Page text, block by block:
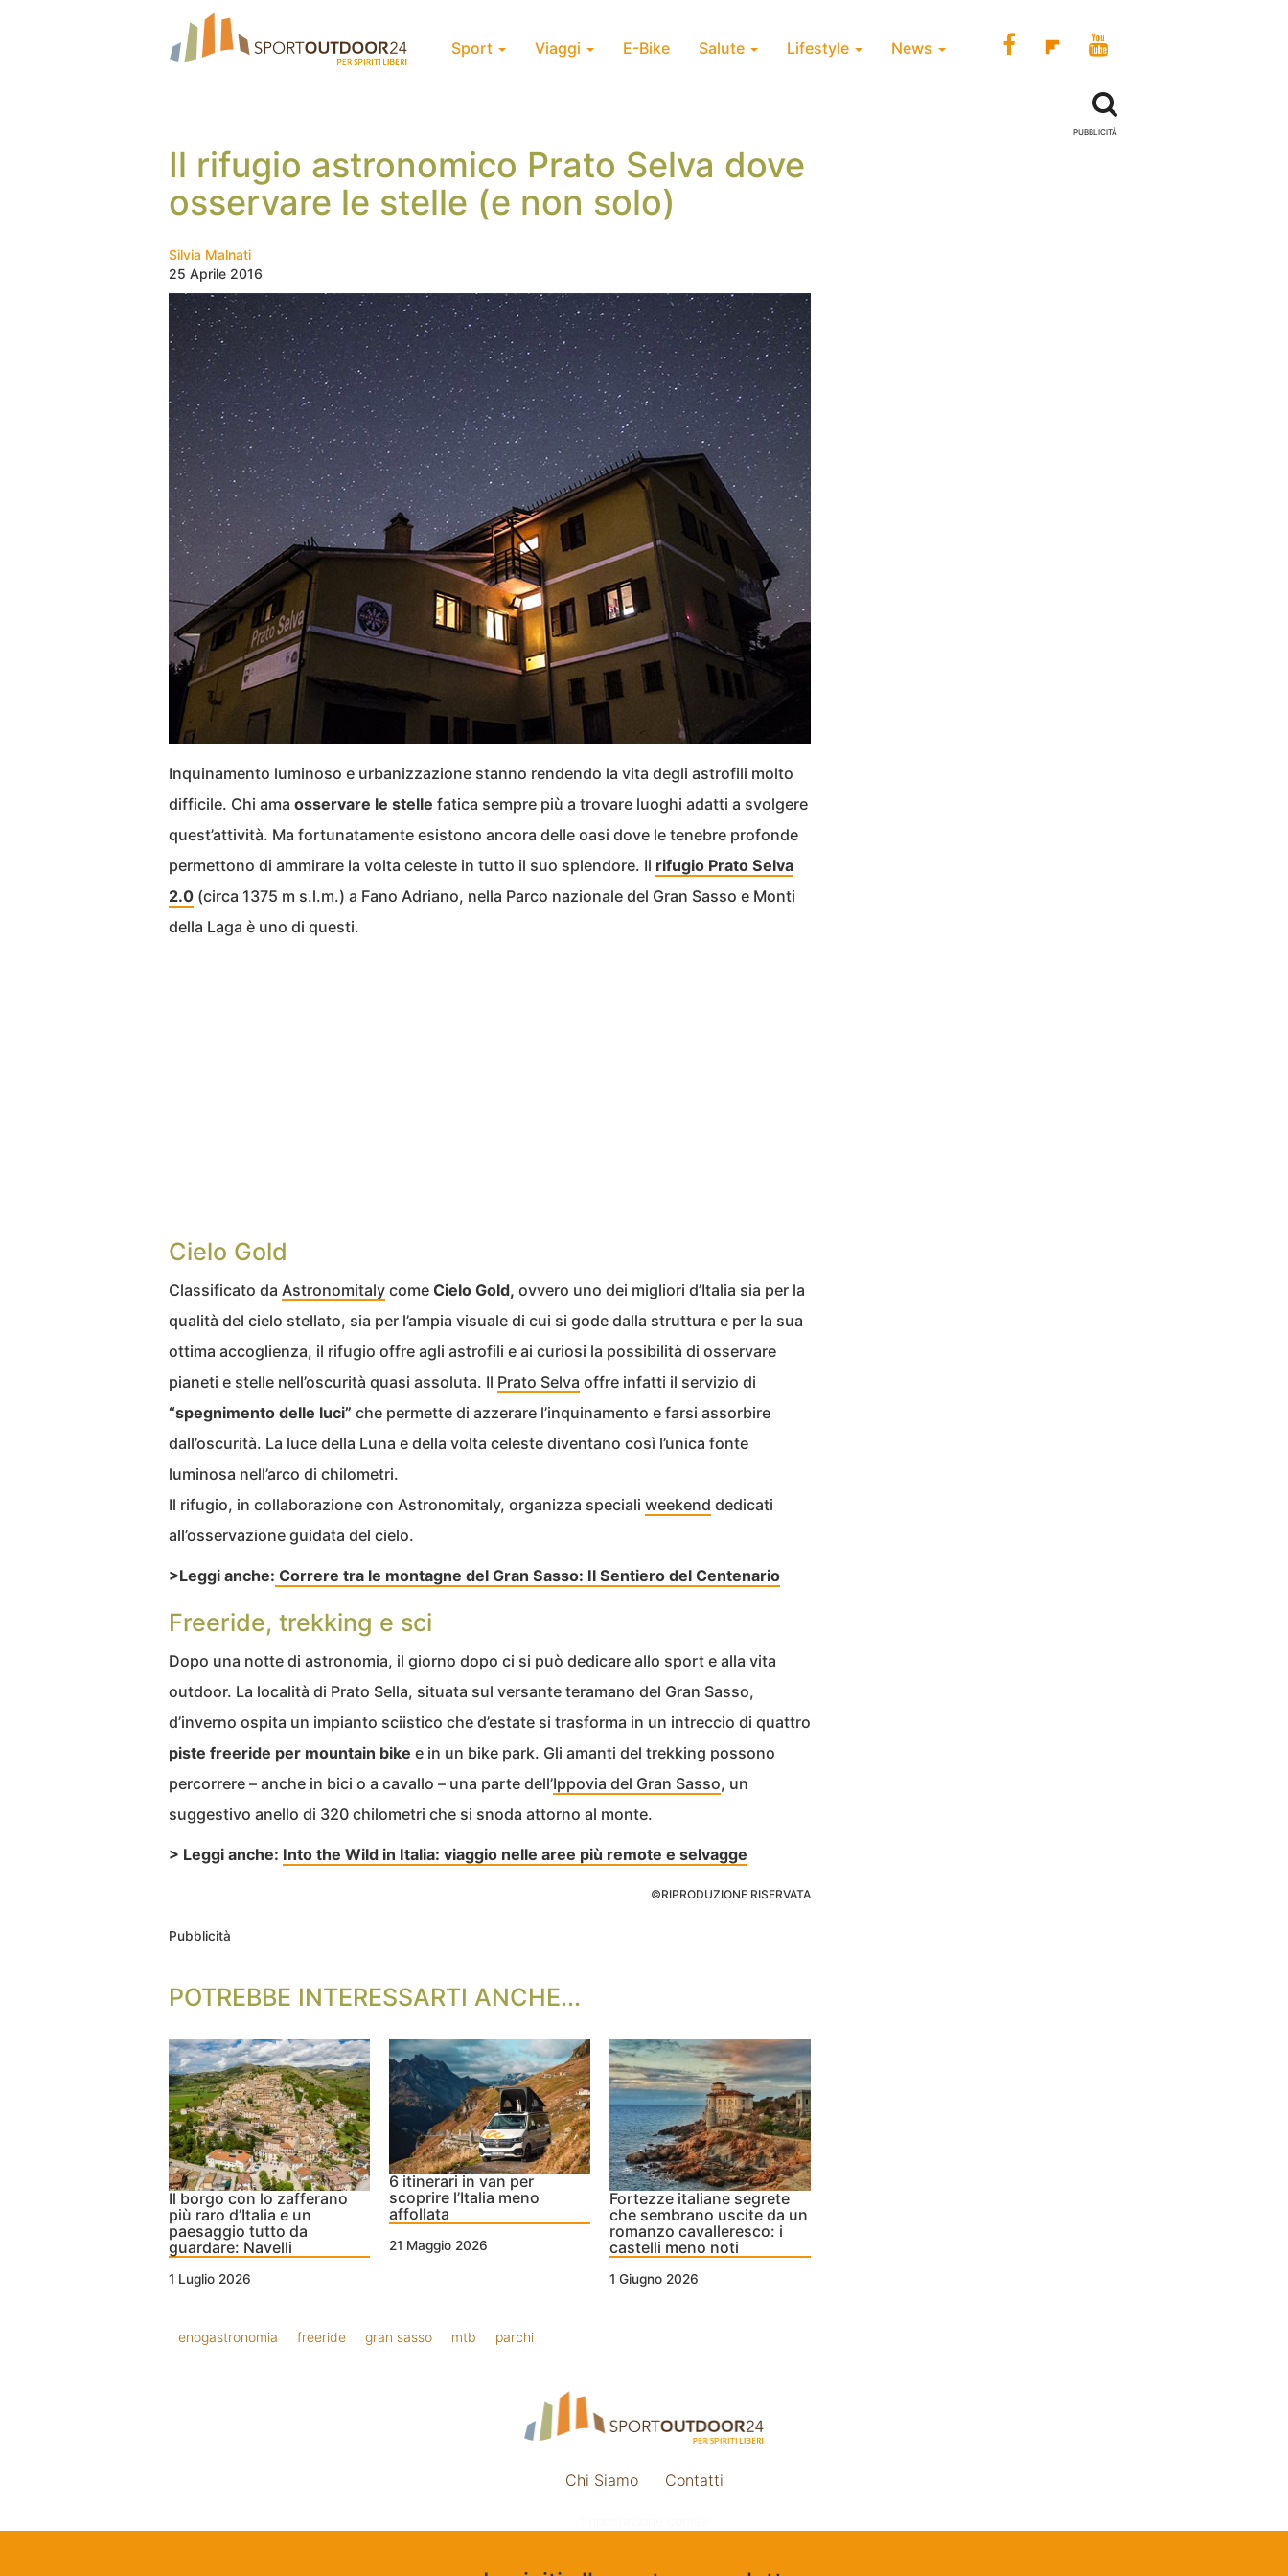
Sport Viaggi E-Bike Salute Lifestyle News
Il rifugio astronomico Prato Selva dove
osservare le stelle (e non solo)
Silvia Malnati
25 Aprile 2016
Inquinamento luminoso e urbanizzazione stanno rendendo la vita degli astrofili molto
difficile. Chi ama osservare le stelle fatica sempre più a trovare luoghi adatti a svolgere
quest’attività. Ma fortunatamente esistono ancora delle oasi dove le tenebre profonde
permettono di ammirare la volta celeste in tutto il suo splendore. Il rifugio Prato Selva
2.0 (circa 1375 m s.l.m.) a Fano Adriano, nella Parco nazionale del Gran Sasso e Monti
della Laga è uno di questi.
Cielo Gold
Classificato da Astronomitaly come Cielo Gold, ovvero uno dei migliori d’Italia sia per la
qualità del cielo stellato, sia per l’ampia visuale di cui si gode dalla struttura e per la sua
ottima accoglienza, il rifugio offre agli astrofili e ai curiosi la possibilità di osservare
pianeti e stelle nell’oscurità quasi assoluta. Il Prato Selva offre infatti il servizio di
“spegnimento delle luci” che permette di azzerare l’inquinamento e farsi assorbire
dall’oscurità. La luce della Luna e della volta celeste diventano così l’unica fonte
luminosa nell’arco di chilometri.
Il rifugio, in collaborazione con Astronomitaly, organizza speciali weekend dedicati
all’osservazione guidata del cielo.
>Leggi anche: Correre tra le montagne del Gran Sasso: Il Sentiero del Centenario
Freeride, trekking e sci
Dopo una notte di astronomia, il giorno dopo ci si può dedicare allo sport e alla vita
outdoor. La località di Prato Sella, situata sul versante teramano del Gran Sasso,
d’inverno ospita un impianto sciistico che d’estate si trasforma in un intreccio di quattro
piste freeride per mountain bike e in un bike park. Gli amanti del trekking possono
percorrere – anche in bici o a cavallo – una parte dell’Ippovia del Gran Sasso, un
suggestivo anello di 320 chilometri che si snoda attorno al monte.
> Leggi anche: Into the Wild in Italia: viaggio nelle aree più remote e selvagge
©RIPRODUZIONE RISERVATA
Pubblicità
POTREBBE INTERESSARTI ANCHE...
Il borgo con lo zafferano
più raro d’Italia e un
paesaggio tutto da
guardare: Navelli
1 Luglio 2026
6 itinerari in van per
scoprire l’Italia meno
affollata
21 Maggio 2026
Fortezze italiane segrete
che sembrano uscite da un
romanzo cavalleresco: i
castelli meno noti
1 Giugno 2026
enogastronomia freeride gran sasso mtb parchi
PUBBLICITÀ
Chi Siamo Contatti